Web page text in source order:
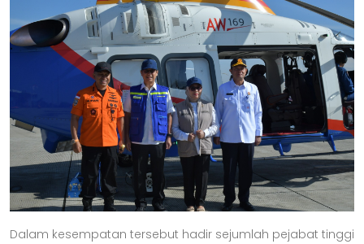
Dalam kesempatan tersebut hadir sejumlah pejabat tinggi